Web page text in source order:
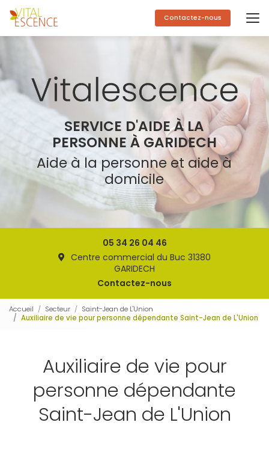
Aller
au
contenu
principal
Contactez-nous
SERVICE D'AIDE À LA
PERSONNE À GARIDECH
Aide à la personne et aide à
domicile
05 34 26 04 46
Centre commercial du Buc 31380
GARIDECH
Contactez-nous
Accueil Secteur
Saint-Jean de L'Union
Auxiliaire de vie pour personne dépendante Saint-Jean de L'Union
Auxiliaire de vie pour
personne dépendante
Saint-Jean de L'Union